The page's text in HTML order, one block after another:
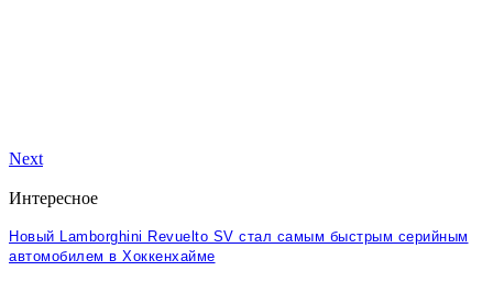
Next
Интересное
Новый Lamborghini Revuelto SV стал самым быстрым серийным
автомобилем в Хоккенхайме